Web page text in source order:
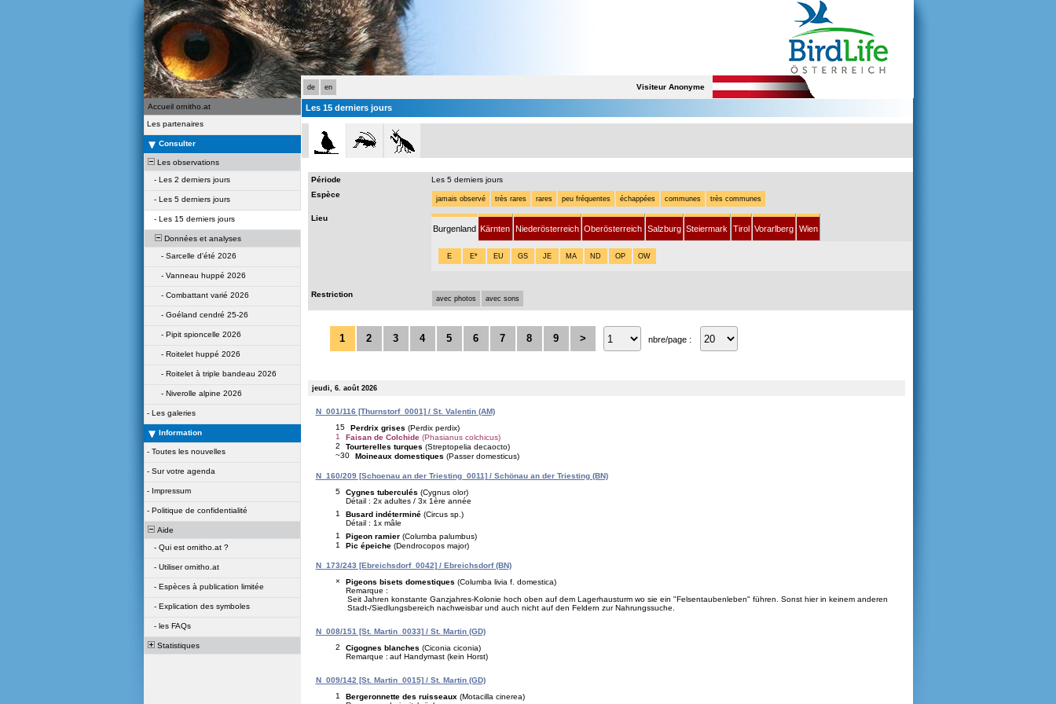
de en Visiteur Anonyme
Accueil ornitho.at
Les partenaires
Consulter
Les observations
- Les 2 derniers jours
- Les 5 derniers jours
- Les 15 derniers jours
Données et analyses
- Sarcelle d'été 2026
- Vanneau huppé 2026
- Combattant varié 2026
- Goéland cendré 25-26
- Pipit spioncelle 2026
- Roitelet huppé 2026
- Roitelet à triple bandeau 2026
- Niverolle alpine 2026
- Les galeries
Information
- Toutes les nouvelles
- Sur votre agenda
- Impressum
- Politique de confidentialité
Aide
- Qui est ornitho.at ?
- Utiliser ornitho.at
- Espèces à publication limitée
- Explication des symboles
- les FAQs
Statistiques
Les 15 derniers jours
Période
Les 5 derniers jours
Espèce
jamais observé très rares rares peu fréquentes échappées communes très communes
Lieu
Burgenland Kärnten Niederösterreich Oberösterreich Salzburg Steiermark Tirol Vorarlberg Wien
E E* EU GS JE MA ND OP OW
Restriction avec photos avec sons
1 2 3 4 5 6 7 8 9 > nbre/page :
jeudi, 6. août 2026
N_001/116 [Thurnstorf_0001] / St. Valentin (AM)
15
Perdrix grises (Perdix perdix)
1
Faisan de Colchide (Phasianus colchicus)
2
Tourterelles turques (Streptopelia decaocto)
~30
Moineaux domestiques (Passer domesticus)
N_160/209 [Schoenau an der Triesting_0011] / Schönau an der Triesting (BN)
5
Cygnes tuberculés (Cygnus olor)
Détail : 2x adultes / 3x 1ère année
1
Busard indéterminé (Circus sp.)
Détail : 1x mâle
1
Pigeon ramier (Columba palumbus)
1
Pic épeiche (Dendrocopos major)
N_173/243 [Ebreichsdorf_0042] / Ebreichsdorf (BN)
×
Pigeons bisets domestiques (Columba livia f. domestica)
Remarque :
Seit Jahren konstante Ganzjahres-Kolonie hoch oben auf dem Lagerhausturm wo sie ein "Felsentaubenleben" führen. Sonst hier in keinem anderen
Stadt-/Siedlungsbereich nachweisbar und auch nicht auf den Feldern zur Nahrungssuche.
N_008/151 [St. Martin_0033] / St. Martin (GD)
2
Cigognes blanches (Ciconia ciconia)
Remarque : auf Handymast (kein Horst)
N_009/142 [St. Martin_0015] / St. Martin (GD)
1
Bergeronnette des ruisseaux (Motacilla cinerea)